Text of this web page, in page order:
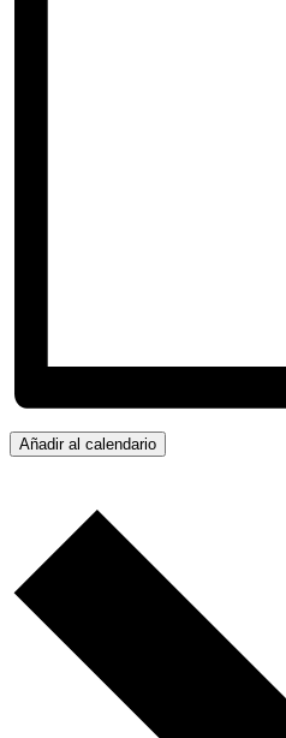
Añadir al calendario